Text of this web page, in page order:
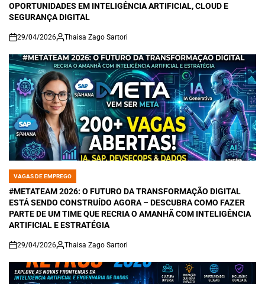
OPORTUNIDADES EM INTELIGÊNCIA ARTIFICIAL, CLOUD E
SEGURANÇA DIGITAL
on
29/04/2026 Thaisa Zago Sartori
POSTED
IN
VAGAS DE EMPREGO
#METATEAM 2026: O FUTURO DA TRANSFORMAÇÃO DIGITAL
ESTÁ SENDO CONSTRUÍDO AGORA – DESCUBRA COMO FAZER
PARTE DE UM TIME QUE RECRIA O AMANHÃ COM INTELIGÊNCIA
ARTIFICIAL E ESTRATÉGIA
on
29/04/2026 Thaisa Zago Sartori